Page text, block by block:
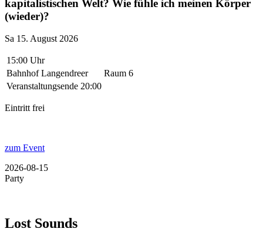
kapitalistischen Welt? Wie fühle ich meinen Körper
(wieder)?
Sa 15. August 2026
15:00 Uhr
Bahnhof Langendreer
Raum 6
Veranstaltungsende 20:00
Eintritt frei
zum Event
2026-08-15
Party
Lost Sounds